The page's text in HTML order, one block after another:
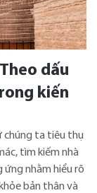
dấu
kiến
chúng ta tiêu thụ
tìm kiếm nhà
ứng nhằm hiểu rõ
bản thân và